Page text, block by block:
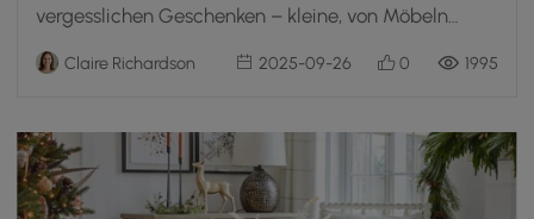
vergesslichen Geschenken – kleine, von Möbeln
Claire Richardson 2025-09-26 0 1995